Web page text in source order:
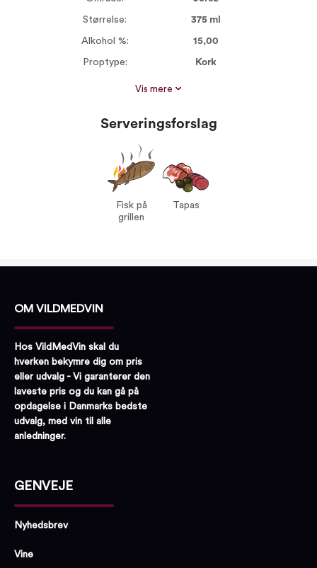
Størrelse: 375 ml
Alkohol %: 15,00
Proptype: Kork
Vin til:
Fisk på grillen
Vis mere
Serveringsforslag
Fisk på
grillen
Tapas
OM VILDMEDVIN
Hos VildMedVin skal du
hverken bekymre dig om pris
eller udvalg - Vi garanterer den
laveste pris og du kan gå på
opdagelse i Danmarks bedste
udvalg, med vin til alle
anledninger.
GENVEJE
Nyhedsbrev
Vine